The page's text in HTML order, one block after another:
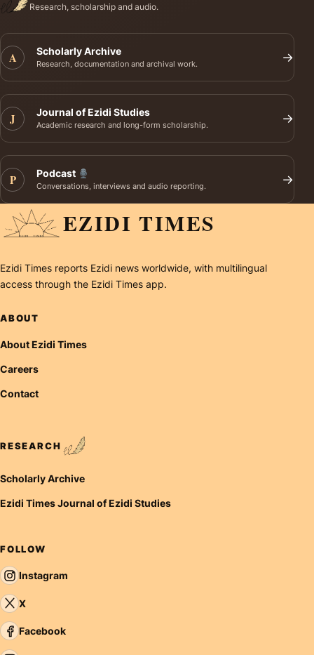
Research, scholarship and audio.
A Scholarly Archive
Research, documentation and archival work. →
J Journal of Ezidi Studies
Academic research and long-form scholarship. →
P Podcast
Conversations, interviews and audio reporting. →
EZIDI TIMES
Ezidi Times reports Ezidi news worldwide, with multilingual
access through the Ezidi Times app.
ABOUT
About Ezidi Times
Careers
Contact
RESEARCH
Scholarly Archive
Ezidi Times Journal of Ezidi Studies
FOLLOW
Instagram
X
Facebook